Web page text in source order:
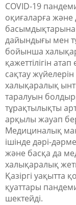
COVID-19
оқиғаларға
басымдықтарына
дайындығы мен
бойынша
қажеттілігін
сақтау жүйелерін
халықаралық
таралуын
тұрақтылықты
арқылы жауап
Медициналық
ішінде дәрі-
және басқа да
халықаралық
Қазіргі уақытта
қуаттары
шектейді.